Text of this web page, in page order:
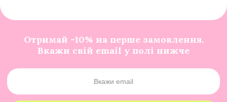
Отримай -10% на перше замовлення.
Вкажи свій email у полі нижче